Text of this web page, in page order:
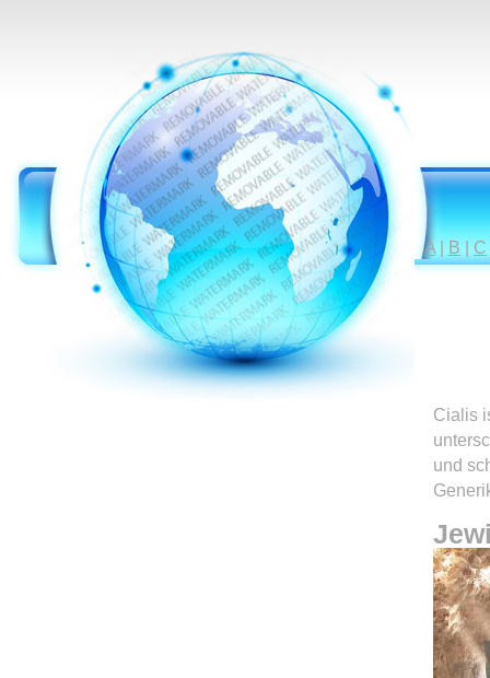
A B C
Cialis
und